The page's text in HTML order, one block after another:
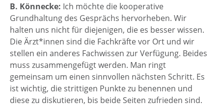
B. Könnecke: Ich möchte die kooperative
Grundhaltung des Gesprächs hervorheben. Wir
halten uns nicht für diejenigen, die es besser wissen.
Die Ärzt*innen sind die Fachkräfte vor Ort und wir
stellen ein anderes Fachwissen zur Verfügung. Beides
muss zusammengefügt werden. Man ringt
gemeinsam um einen sinnvollen nächsten Schritt. Es
ist wichtig, die strittigen Punkte zu benennen und
diese zu diskutieren, bis beide Seiten zufrieden sind.